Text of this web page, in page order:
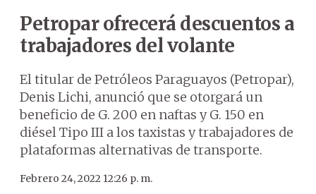
Petropar ofrecerá descuentos a
trabajadores del volante
El titular de Petróleos Paraguayos (Petropar),
Denis Lichi, anunció que se otorgará un
beneficio de G. 200 en naftas y G. 150 en
diésel Tipo III a los taxistas y trabajadores de
plataformas alternativas de transporte.
Febrero 24, 2022 12:26 p. m.